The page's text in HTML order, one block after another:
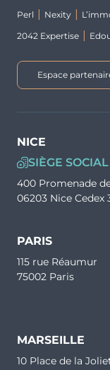
Perl
Nexity
2042 Expertise
Espace
NICE
SIÈGE SOCIAL
400 Promenade
06203 Nice Cedex
PARIS
115 rue Réaumur
75002 Paris
MARSEILLE
10 Place de la